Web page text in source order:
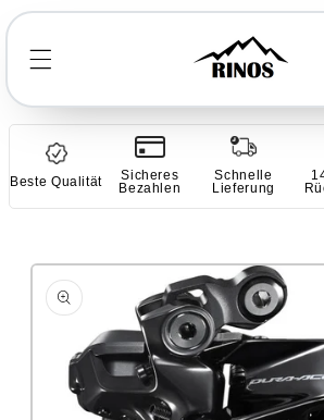
Direkt
Inhalt
Beste Qualität
Sicheres
Bezahlen
Schnelle
Lieferung